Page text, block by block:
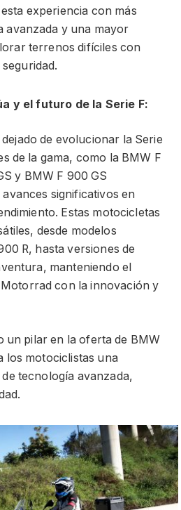
experiencia con más
avanzada y una mayor
terrenos difíciles con
y el futuro de la Serie F:
de evolucionar la Serie
de la gama, como la BMW F
y BMW F 900 GS
significativos en
Estas motocicletas
desde modelos
R, hasta versiones de
manteniendo el
con la innovación y
un pilar en la oferta de BMW
los motociclistas una
tecnología avanzada,